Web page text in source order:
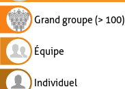
Grand groupe (> 100)
Équipe
Individuel